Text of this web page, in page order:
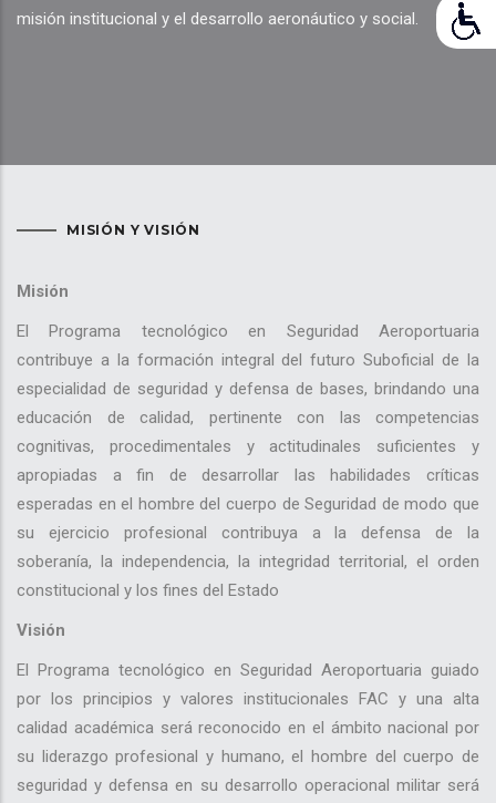
misión institucional y el desarrollo aeronáutico y social.
MISIÓN Y VISIÓN
Misión
El Programa tecnológico en Seguridad Aeroportuaria
contribuye a la formación integral del futuro Suboficial de la
especialidad de seguridad y defensa de bases, brindando una
educación de calidad, pertinente con las competencias
cognitivas, procedimentales y actitudinales suficientes y
apropiadas a fin de desarrollar las habilidades críticas
esperadas en el hombre del cuerpo de Seguridad de modo que
su ejercicio profesional contribuya a la defensa de la
soberanía, la independencia, la integridad territorial, el orden
constitucional y los fines del Estado
Visión
El Programa tecnológico en Seguridad Aeroportuaria guiado
por los principios y valores institucionales FAC y una alta
calidad académica será reconocido en el ámbito nacional por
su liderazgo profesional y humano, el hombre del cuerpo de
seguridad y defensa en su desarrollo operacional militar será